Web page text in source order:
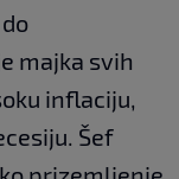
majka svih
inflaciju,
Šef